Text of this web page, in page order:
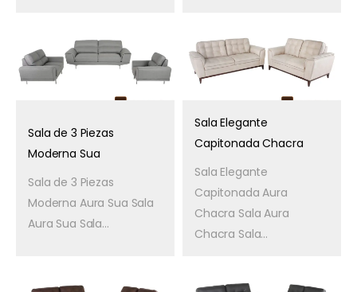
Sala de 3 Piezas
Moderna Sua
Sala de 3 Piezas
Moderna Aura Sua Sala
Aura Sua Sala...
Sala Elegante
Capitonada Chacra
Sala Elegante
Capitonada Aura
Chacra Sala Aura
Chacra Sala...